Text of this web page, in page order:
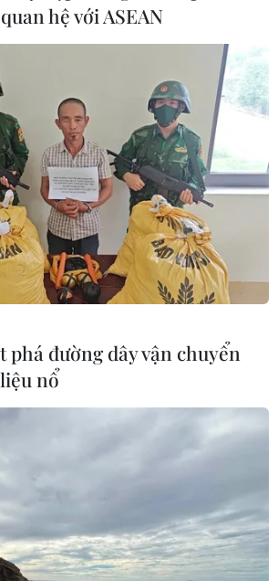
hệ với ASEAN
phá đường dây vận chuyển
nổ